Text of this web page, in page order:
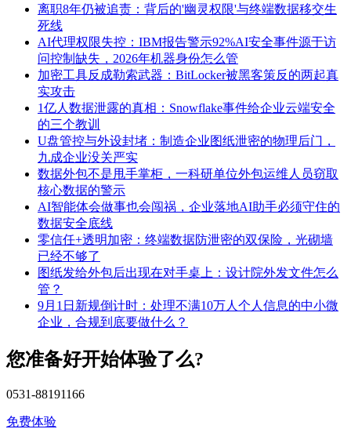
离职8年仍被追责：背后的'幽灵权限'与终端数据移交生
死线
AI代理权限失控：IBM报告警示92%AI安全事件源于访
问控制缺失，2026年机器身份怎么管
加密工具反成勒索武器：BitLocker被黑客策反的两起真
实攻击
1亿人数据泄露的真相：Snowflake事件给企业云端安全
的三个教训
U盘管控与外设封堵：制造企业图纸泄密的物理后门，
九成企业没关严实
数据外包不是甩手掌柜，一科研单位外包运维人员窃取
核心数据的警示
AI智能体会做事也会闯祸，企业落地AI助手必须守住的
数据安全底线
零信任+透明加密：终端数据防泄密的双保险，光砌墙
已经不够了
图纸发给外包后出现在对手桌上：设计院外发文件怎么
管？
9月1日新规倒计时：处理不满10万人个人信息的中小微
企业，合规到底要做什么？
您准备好开始体验了么?
0531-88191166
免费体验